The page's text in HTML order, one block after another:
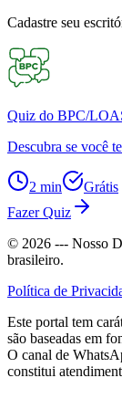
Cadastre seu
Quiz do BPC/
Descubra se você
2 min
Grátis
Fazer Quiz
© 2026 --- Nosso
brasileiro.
Política de
Este portal tem
são baseadas em
O canal de
constitui